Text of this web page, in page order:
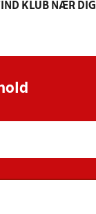
KLUB NÆR DIG